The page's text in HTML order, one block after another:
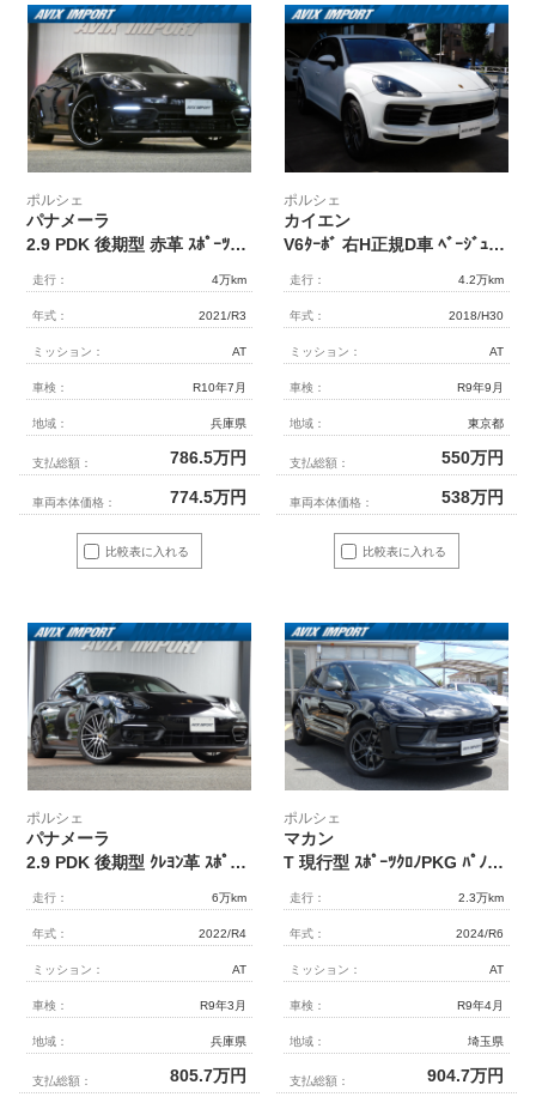
比較表に入れる
ポルシェ
パナメーラ
2.9 PDK 後期型 赤革 ｽﾎﾟｰﾂｸﾛﾉPKG ACC ｴﾝﾄﾘｰD ﾏﾄﾘｯｸｽLEDﾍｯﾄﾞﾗｲﾄ(PDLS+) PASMｴｱｻｽ ｼｰﾄﾋｰﾀｰ LCA LKA PCMﾅﾋﾞ AppleCarPlay 360°ｶﾒﾗ ｱﾝﾋﾞｴﾝﾄﾗｲﾄ ｿﾌﾄｸﾛｰｽﾞﾄﾞｱ BOSEｻｳﾝﾄﾞ 4ｿﾞｰﾝAC 純正21AW 4人乗 禁煙 右H 1ｵﾅ 正規D車
走行： 4万km
年式： 2021/R3
ミッション： AT
車検： R10年7月
地域： 兵庫県
支払総額： 786.5万円
車両本体価格： 774.5万円
比較表に入れる
ポルシェ
カイエン
V6ﾀｰﾎﾞ 右H正規D車 ﾍﾞｰｼﾞｭ革 ｼｰﾄﾋｰﾀｰ＆ｲｵﾅｲｻﾞｰ PCMﾅﾋﾞ(12.3ｲﾝﾁ) CarPlay＆地ﾃﾞｼﾞ BOSEｻｳﾝﾄﾞ 全周ｶﾒﾗ＆PAS ACC＆LCA LEDﾍｯﾄﾞﾗｲﾄ ｺﾝﾌｫｰﾄA 電動Rｹﾞｰﾄ 純正21ｲﾝﾁAW 禁煙
走行： 4.2万km
年式： 2018/H30
ミッション： AT
車検： R9年9月
地域： 東京都
支払総額： 550万円
車両本体価格： 538万円
ポルシェ
パナメーラ
2.9 PDK 後期型 ｸﾚﾖﾝ革 ｽﾎﾟｰﾂｸﾛﾉPKG ﾊﾟﾉﾗﾏ ACC ｴﾝﾄﾘｰD LEDﾍｯﾄﾞﾗｲﾄ PASMｴｱｻｽ ｼｰﾄﾋｰﾀｰ LCA LKA PCMﾅﾋﾞ AppleCarPlay 360°ｶﾒﾗ HUD ｱﾝﾋﾞｴﾝﾄﾗｲﾄ ｿﾌﾄｸﾛｰｽﾞﾄﾞｱ 純正21AW 4人乗 禁煙 右H 正規D車
走行： 6万km
年式： 2022/R4
ミッション： AT
車検： R9年3月
地域： 兵庫県
支払総額： 805.7万円
ポルシェ
マカン
T 現行型 ｽﾎﾟｰﾂｸﾛﾉPKG ﾊﾟﾉﾗﾏSR LEDﾍｯﾄﾞﾗｲﾄ 黒半革 ｸﾚｽﾄｴﾝﾎﾞｽﾍｯﾄﾞﾚｽﾄ GTｽﾃｱﾘﾝｸﾞ ｼｰﾄﾋｰﾀｰ 3ｿﾞｰﾝAC LDW&LCA PCMﾅﾋﾞ 全周ｶﾒﾗ&PAS ACC ｺﾝﾌｫｰﾄA PASM ｽﾎﾟｰﾂﾃｰﾙﾊﾟｲﾌﾟ 純正20AW 禁煙 正規D車 新車保証
走行： 2.3万km
年式： 2024/R6
ミッション： AT
車検： R9年4月
地域： 埼玉県
支払総額： 904.7万円